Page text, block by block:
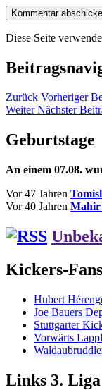
Diese Seite
Zurück Vorheriger
Weiter Nächster
Geburtstage
An einem 07.08.
Vor 47 Jahren
Vor 40 Jahren Mahir
Kickers-Fans
Hubert
Joe Bauers
Stuttgarter
Vorwärts
Links 3. Liga